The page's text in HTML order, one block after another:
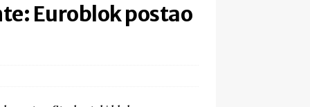
Euroblok postao